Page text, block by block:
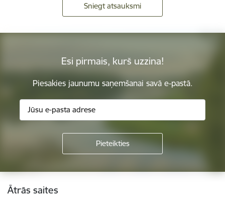
Sniegt atsauksmi
Esi pirmais, kurš uzzina!
Piesakies jaunumu saņemšanai savā e-pastā.
Kājene
Ātrās saites